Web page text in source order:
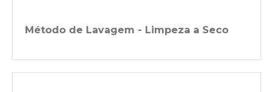
Método de Lavagem - Limpeza a Seco